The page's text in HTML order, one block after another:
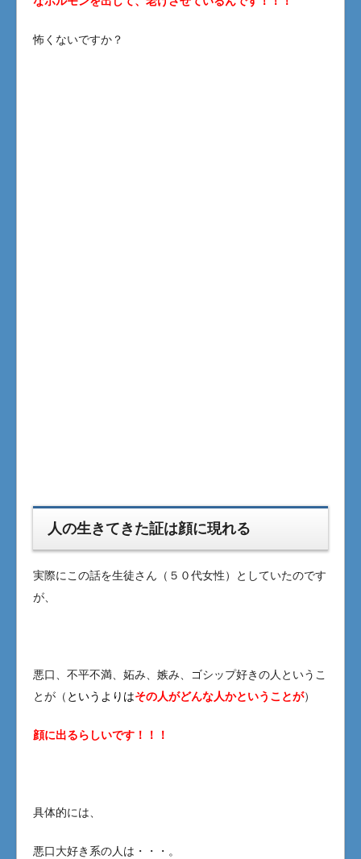
怖くないですか？
人の生きてきた証は顔に現れる
実際にこの話を生徒さん（５０代女性）としていたのです
が、
悪口、不平不満、妬み、嫉み、ゴシップ好きの人というこ
とが（ というよりはその人がどんな人かということが）
顔に出るらしいです！！！
具体的には、
悪口大好き系の人は・・・。